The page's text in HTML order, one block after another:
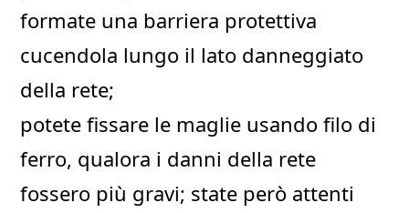
formate una barriera protettiva
cucendola lungo il lato danneggiato
della rete;
potete fissare le maglie usando filo di
ferro, qualora i danni della rete
fossero più gravi; state però attenti